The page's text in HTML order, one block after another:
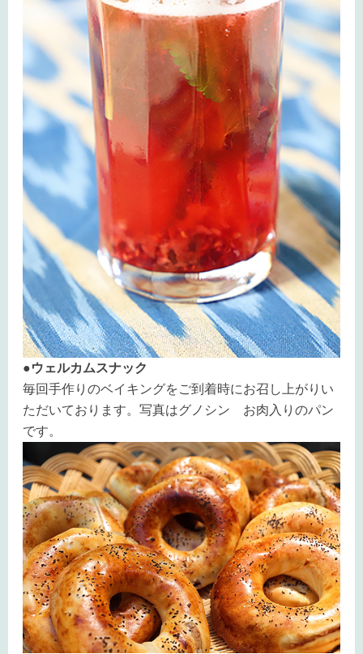
●ウェルカムスナック
毎回手作りのベイキングをご到着時にお召し上がりい
ただいております。写真はグノシン お肉入りのパン
です。